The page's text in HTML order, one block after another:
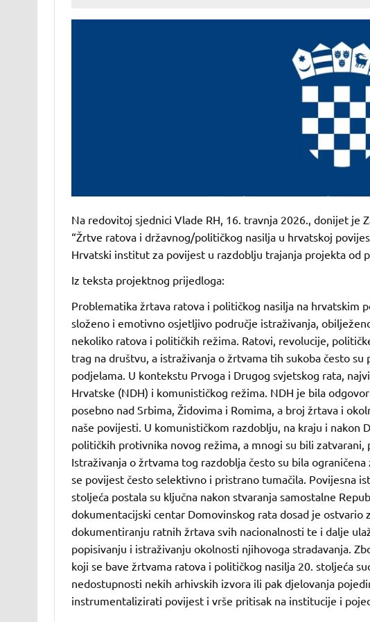
Na redovitoj sjednici Vlade RH, 16. travnja 2026., donijet je
“Žrtve ratova i državnog/političkog nasilja u hrvatskoj
Hrvatski institut za povijest u razdoblju trajanja projekta od
Iz teksta projektnog prijedloga:
Problematika žrtava ratova i političkog nasilja na hrvatskim
složeno i emotivno osjetljivo područje istraživanja,
nekoliko ratova i političkih režima. Ratovi, revolucije,
trag na društvu, a istraživanja o žrtvama tih sukoba često
podjelama. U kontekstu Prvoga i Drugog svjetskog rata,
Hrvatske (NDH) i komunističkog režima. NDH je bila
posebno nad Srbima, Židovima i Romima, a broj žrtava i
naše povijesti. U komunističkom razdoblju, na kraju i
političkih protivnika novog režima, a mnogi su bili
Istraživanja o žrtvama tog razdoblja često su bila
se povijest često selektivno i pristrano tumačila. Povijesna
stoljeća postala su ključna nakon stvaranja samostalne
dokumentacijski centar Domovinskog rata dosad je ostvario
dokumentiranju ratnih žrtava svih nacionalnosti te i dalje
popisivanju i istraživanju okolnosti njihovoga stradavanja.
koji se bave žrtvama ratova i političkog nasilja 20. stoljeća
nedostupnosti nekih arhivskih izvora ili pak djelovanja
instrumentalizirati povijest i vrše pritisak na institucije i